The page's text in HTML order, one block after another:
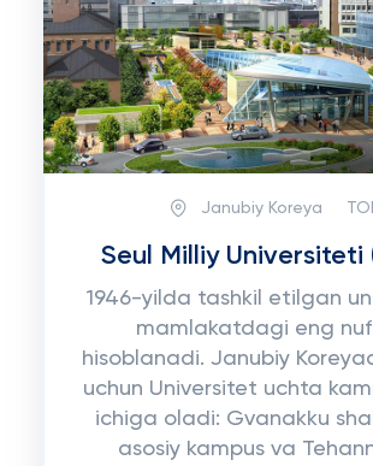
Janubiy Koreya
Seul Milliy Universiteti
1946-yilda tashkil etilgan
mamlakatdagi eng
hisoblanadi. Janubiy
uchun Universitet uchta
ichiga oladi: Gvanakku
asosiy kampus va